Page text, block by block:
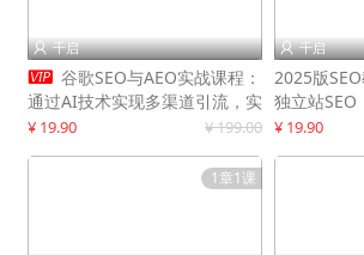
 千启
 谷歌SEO与AEO实战课程：
通过AI技术实现多渠道引流，实
现网站流量增长300%
¥ 19.90 ¥ 199.00
 千启
2025版
独立站
变现技巧
¥ 19.90
1章1课